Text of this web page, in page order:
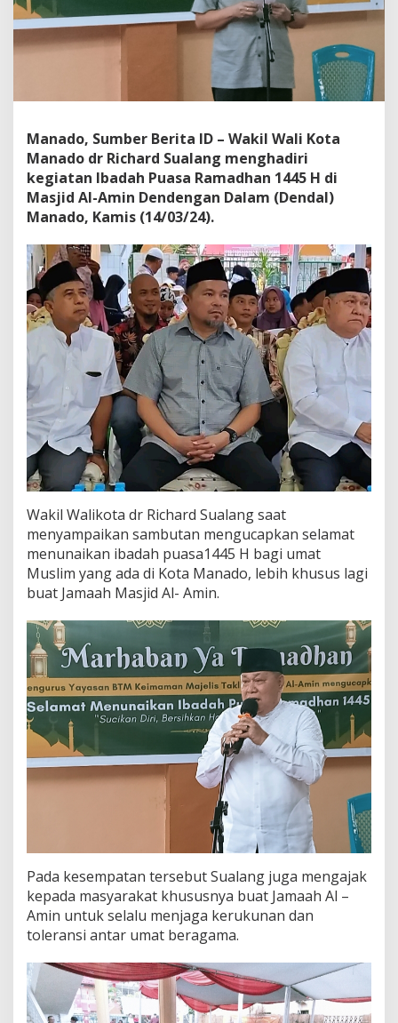
s
y
a
J
a
g
a
K
e
u
k
u
n
a
n
d
a
n
T
o
l
e
n
s
i
d
B
u
l
a
S
u
c
i
R
a
d
Manado, Sumber Berita ID – Wakil Wali Kota
Manado dr Richard Sualang menghadiri
kegiatan Ibadah Puasa Ramadhan 1445 H di
Masjid Al-Amin Dendengan Dalam (Dendal)
Manado, Kamis (14/03/24).
Wakil Walikota dr Richard Sualang saat
menyampaikan sambutan mengucapkan selamat
menunaikan ibadah puasa1445 H bagi umat
Muslim yang ada di Kota Manado, lebih khusus lagi
buat Jamaah Masjid Al- Amin.
Pada kesempatan tersebut Sualang juga mengajak
kepada masyarakat khususnya buat Jamaah Al –
Amin untuk selalu menjaga kerukunan dan
toleransi antar umat beragama.